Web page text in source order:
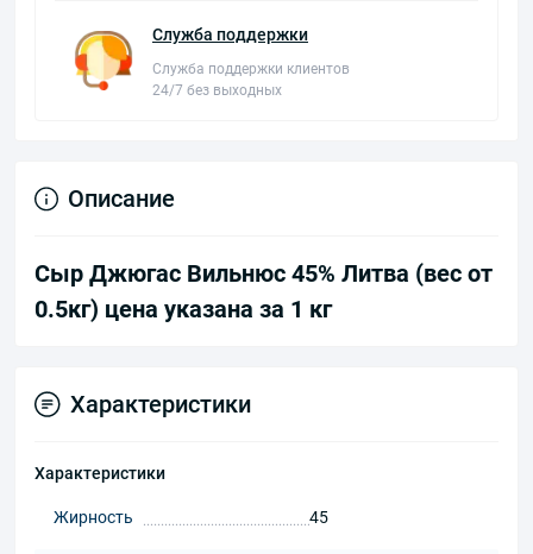
Служба поддержки
Служба поддержки клиентов
24/7 без выходных
Описание
Сыр Джюгас Вильнюс 45% Литва (вес от
0.5кг) цена указана за 1 кг
Характеристики
Характеристики
Жирность 45